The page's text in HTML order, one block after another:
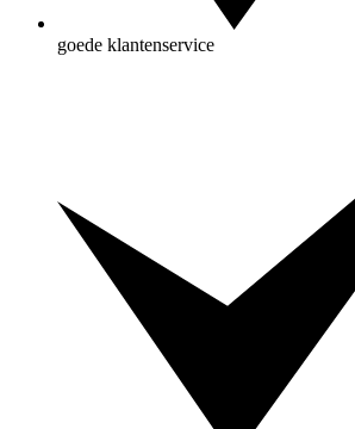
goede klantenservice